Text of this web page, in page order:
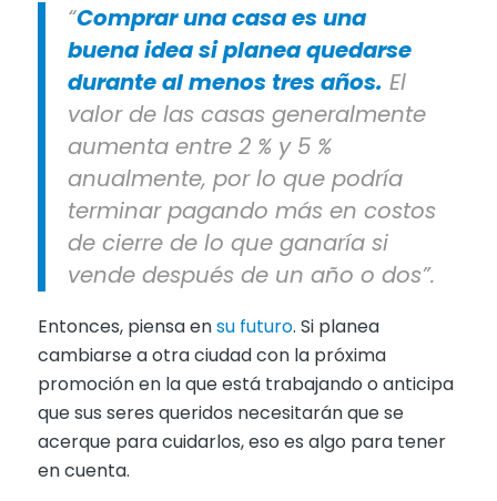
“Comprar una casa es una
buena idea si planea quedarse
durante al menos tres años. El
valor de las casas generalmente
aumenta entre 2 % y 5 %
anualmente, por lo que podría
terminar pagando más en costos
de cierre de lo que ganaría si
vende después de un año o dos”.
Entonces, piensa ensu futuro. Si planea
cambiarse a otra ciudad con la próxima
promoción en la que está trabajando o anticipa
que sus seres queridos necesitarán que se
acerque para cuidarlos, eso es algo para tener
en cuenta.